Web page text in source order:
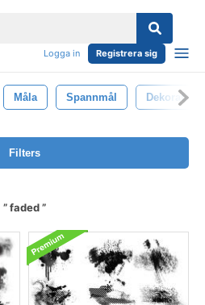
Logga in Registrera sig
Måla Spannmål Dekorativ
Filters
faded